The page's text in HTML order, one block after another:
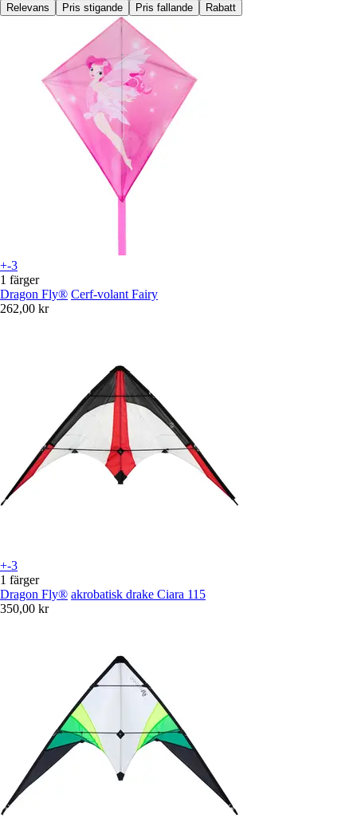
Relevans
Pris stigande Pris fallande Rabatt
+-3
1 färger
Dragon Fly® Cerf-volant Fairy
262,00 kr
+-3
1 färger
Dragon Fly® akrobatisk drake Ciara 115
350,00 kr